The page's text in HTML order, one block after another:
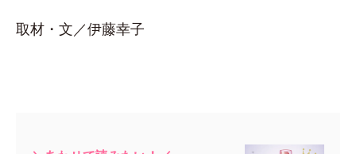
取材・文／伊藤幸子